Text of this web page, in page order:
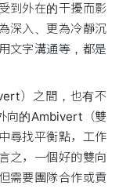
到外在的干擾而影
深入、更為冷靜沉
文字溝通等，都是
）之間，也有不
向的Ambivert（雙
尋找平衡點，工作
之，一個好的雙向
需要團隊合作或貢